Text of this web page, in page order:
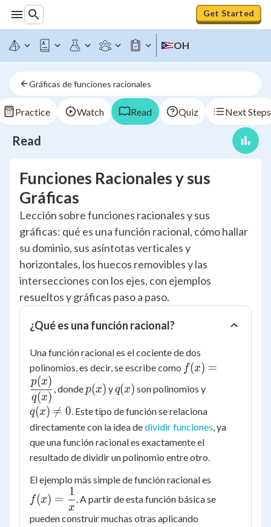
Get Started
OH
Gráficas de funciones racionales
Practice Watch Read Quiz Next Steps
Read
Funciones Racionales y sus
Gráficas
Lección sobre funciones racionales y sus
gráficas: qué es una función racional, cómo hallar
su dominio, sus asíntotas verticales y
horizontales, los huecos removibles y las
intersecciones con los ejes, con ejemplos
resueltos y gráficas paso a paso.
¿Qué es una función racional?
Una función racional es el cociente de dos
polinomios, es decir, se escribe como f(x) =
{q(x)}
f(x) =
q(x)
p(x)
, donde p(x)
p(x) y q(x)
q(x) son polinomios y
0
q(x) 
= 0. Este tipo de función se relaciona
directamente con la idea dedividir funciones, ya
que una función racional es exactamente el
resultado de dividir un polinomio entre otro.
El ejemplo más simple de función racional es
{x}
f(x) =
x
1
. A partir de esta función básica se
pueden construir muchas otras aplicando